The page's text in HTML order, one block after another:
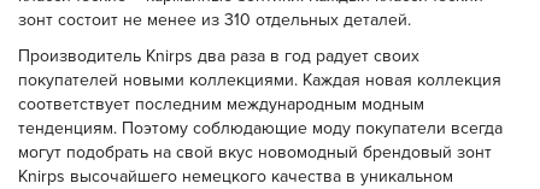
зонт состоит не менее из 310 отдельных деталей.
Производитель Knirps два раза в год радует своих
покупателей новыми коллекциями. Каждая новая коллекция
соответствует последним международным модным
тенденциям. Поэтому соблюдающие моду покупатели всегда
могут подобрать на свой вкус новомодный брендовый зонт
Knirps высочайшего немецкого качества в уникальном